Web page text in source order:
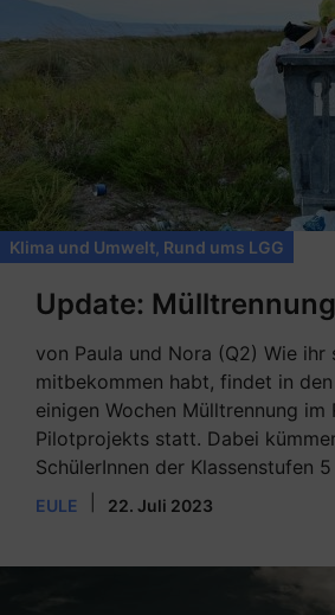
Klima und Umwelt Rund ums LGG
Update:
von Paula und Nora (Q2) Wie ihr
mitbekommen habt, findet in
einigen Wochen Mülltrennung im
Pilotprojekts statt. Dabei
SchülerInnen der Klassenstufen
EULE 22. Juli 2023